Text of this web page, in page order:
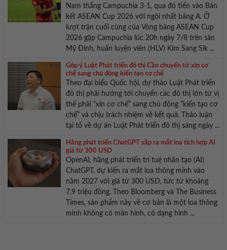
Nam thắng Campuchia 3-1, qua đó tiến vào Bán
kết ASEAN Cup 2026 với ngôi nhất bảng A. Ở
lượt trận cuối cùng của Vòng bảng ASEAN Cup
2026 gặp Campuchia lúc 20h ngày 7/8 trên sân
Mỹ Đình, huấn luyện viên (HLV) Kim Sang Sik ...
Góp ý Luật Phát triển đô thị Cần chuyển từ xin cơ
chế sang chủ động kiến tạo cơ chế
Theo đại biểu Quốc hội, dự thảo Luật Phát triển
đô thị phải hướng tới chuyển các đô thị lớn từ vị
thế phải “xin cơ chế” sang chủ động “kiến tạo cơ
chế” và chịu trách nhiệm về kết quả. Thảo luận
tại tổ về dự án Luật Phát triển đô thị sáng ngày ...
Hãng phát triển ChatGPT sắp ra mắt loa tích hợp AI
giá từ 300 USD
OpenAI, hãng phát triển trí tuệ nhân tạo (AI)
ChatGPT, dự kiến ra mắt loa thông minh vào
năm 2027 với giá từ 300 USD, tức từ khoảng
7,9 triệu đồng. Theo Bloomberg và The Business
Times, sản phẩm này về cơ bản là một loa thông
minh không có màn hình, có dạng hình ...